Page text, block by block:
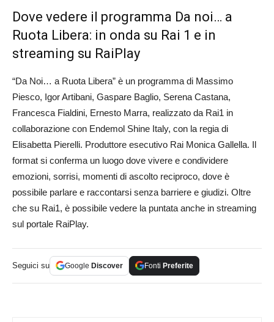
Dove vedere il programma Da noi… a
Ruota Libera: in onda su Rai 1 e in
streaming su RaiPlay
“Da Noi… a Ruota Libera” è un programma di Massimo
Piesco, Igor Artibani, Gaspare Baglio, Serena Castana,
Francesca Fialdini, Ernesto Marra, realizzato da Rai1 in
collaborazione con Endemol Shine Italy, con la regia di
Elisabetta Pierelli. Produttore esecutivo Rai Monica Gallella. Il
format si conferma un luogo dove vivere e condividere
emozioni, sorrisi, momenti di ascolto reciproco, dove è
possibile parlare e raccontarsi senza barriere e giudizi. Oltre
che su Rai1, è possibile vedere la puntata anche in streaming
sul portale RaiPlay.
Seguici su Google Discover Fonti Preferite